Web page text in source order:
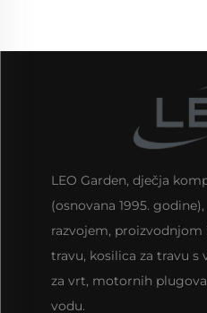
LEO Garden, dječja
(osnovana 1995.
razvojem,
travu, kosilica za travu s
za vrt, motornih
vodu.